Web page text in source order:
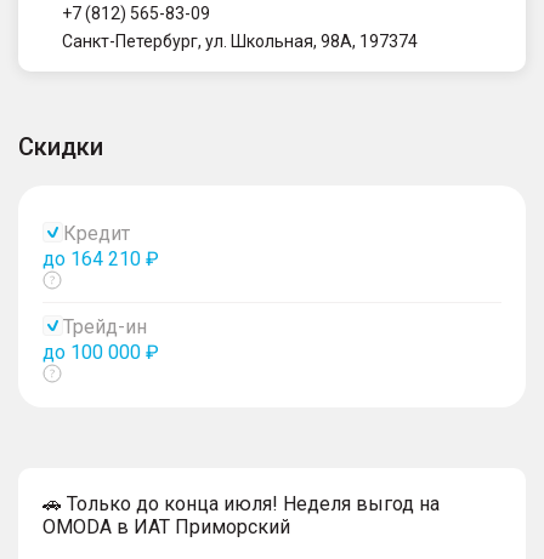
+7 (812) 565-83-09
Санкт-Петербург, ул. Школьная, 98А, 197374
Скидки
Кредит
до 164 210 ₽
Показать
Трейд-ин
до 100 000 ₽
Показать
🚗 Только до конца июля! Неделя выгод на
OMODA в ИАТ Приморский